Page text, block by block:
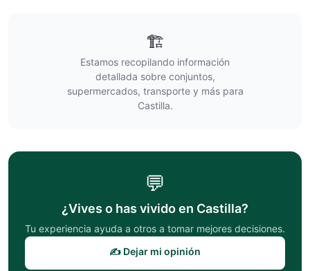
🏗️
Estamos recopilando información
detallada sobre conjuntos,
supermercados, transporte y más para
Castilla.
💬
¿Vives o has vivido en Castilla?
Tu experiencia ayuda a otros a tomar mejores decisiones.
✍️ Dejar mi opinión